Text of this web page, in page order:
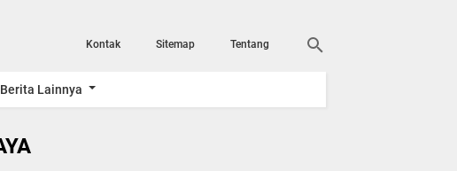
Kontak Sitemap Tentang
Berita Lainnya